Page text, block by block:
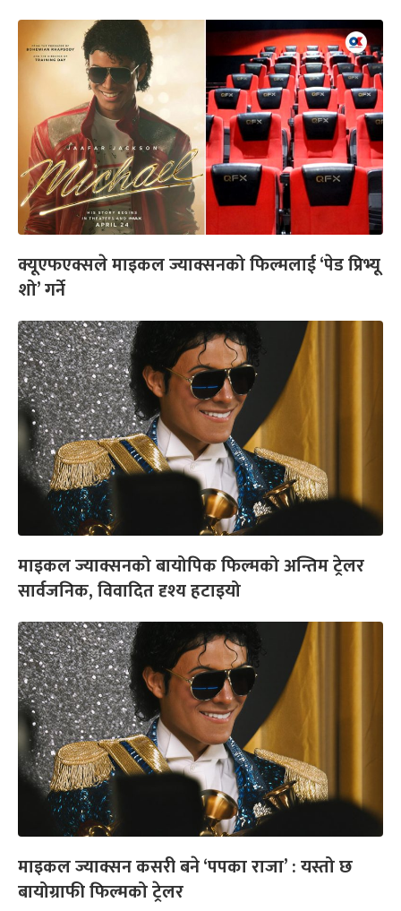
क्यूएफएक्सले माइकल ज्याक्सनको फिल्मलाई ‘पेड प्रिभ्यू
शो’ गर्ने
माइकल ज्याक्सनको बायोपिक फिल्मको अन्तिम ट्रेलर
सार्वजनिक, विवादित दृश्य हटाइयो
माइकल ज्याक्सन कसरी बने ‘पपका राजा’ : यस्तो छ
बायोग्राफी फिल्मको ट्रेलर